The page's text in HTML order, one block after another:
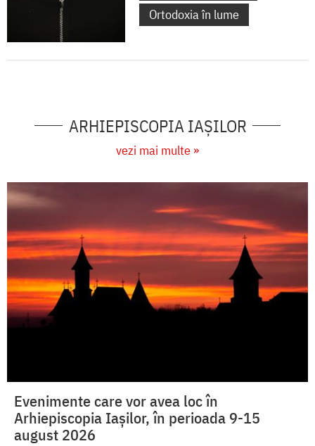
Ortodoxia în lume
ARHIEPISCOPIA IAŞILOR
vezi mai multe »
Evenimente care vor avea loc în
Arhiepiscopia Iaşilor, în perioada 9-15
august 2026